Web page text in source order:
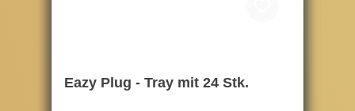
Eazy Plug - Tray mit 24 Stk.